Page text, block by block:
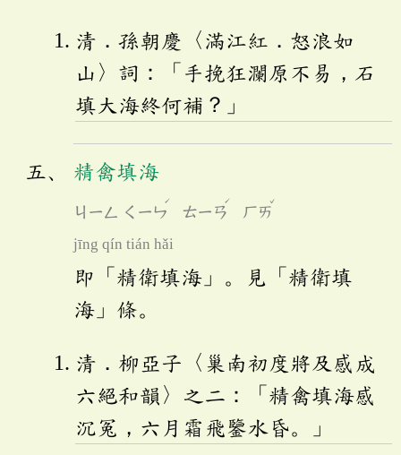
清．孫朝慶〈滿江紅．怒浪如
山〉詞：「手挽狂瀾原不易，石
填大海終何補？」
精禽填海
ㄐㄧㄥ ㄑㄧㄣ
ˊ
ㄊㄧㄢ
ˊ
ㄏㄞ
ˇ
jīng qín tián hǎi
即「精衛填海」。見「精衛填
海」條。
清．柳亞子〈巢南初度將及感成
六絕和韻〉之二：「精禽填海感
沉冤，六月霜飛鑒水昏。」